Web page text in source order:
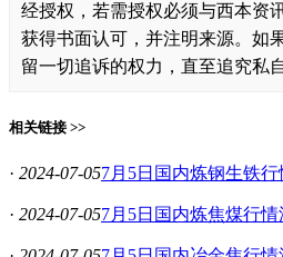
经授权，若需授权必须与西本资
获得书面认可，并注明来源。如
留一切追诉的权力，直至追究私
相关链接 >>
· 2024-07-057月5日国内炼钢生铁行
· 2024-07-057月5日国内炼焦煤行情